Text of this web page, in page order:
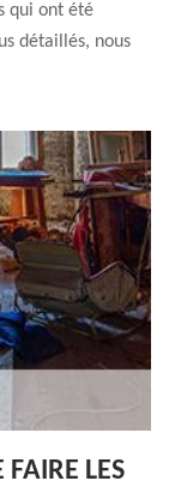
qui ont été
détaillés, nous
FAIRE LES